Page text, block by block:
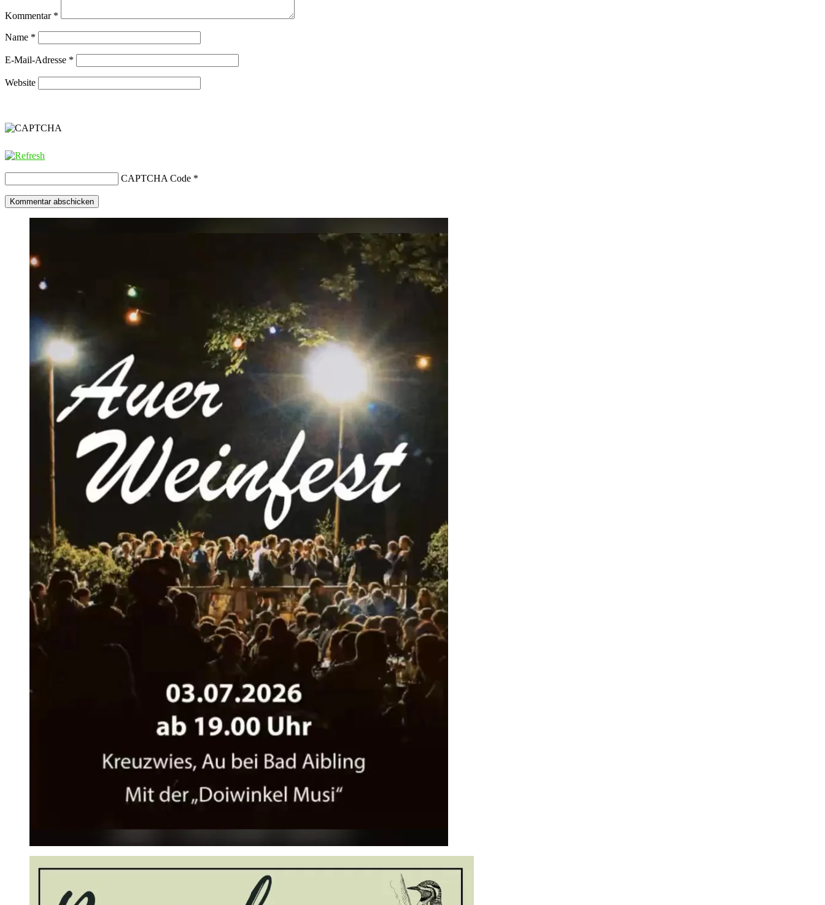
Kommentar *
Name *
E-Mail-Adresse *
Website
CAPTCHA Code *